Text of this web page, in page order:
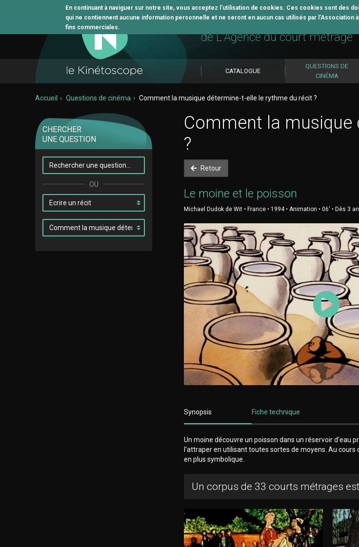
En continuant à naviguer sur notre site, vous acceptez l'utilisation de cookies. Ces cookies sont des
qui ne contiennent aucune information personnelle et ne seront en aucun cas utilisés par l’Association
fins commerciales.
L'outil pédagogique
de L'Agence du court métrage
CATALOGUE
QUESTIONS DE
CINÉMA
Accueil Questions de cinéma Comment la musique détermine-t-elle le rythme du récit ?
CHERCHER
UNE QUESTION
Comment la musique
?
Retour
Le moine et le poisson
Michael Dudok de Wit • France • 1994 • Animation • 06' • Dès 3
Synopsis Fiche technique
Un moine découvre un poisson dans un réservoir d'eau
l'attraper en utilisant toutes sortes de moyens. Au cours
en plus symbolique.
Un corpus de 33 courts métrages